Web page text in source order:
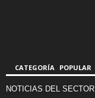
CATEGORÍA POPULAR
NOTICIAS DEL SECTOR